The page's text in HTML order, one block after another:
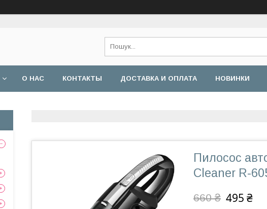
О НАС КОНТАКТЫ ДОСТАВКА И ОПЛАТА НОВИНКИ
Пилосос
Cleaner R-
660 ₴ 495 ₴